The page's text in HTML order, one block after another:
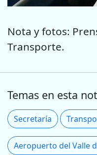
Nota y fotos:
Transporte.
Temas en esta
Secretaría